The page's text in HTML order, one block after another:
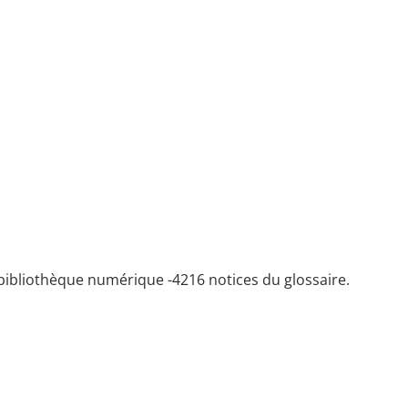
numérique -4216 notices du glossaire.